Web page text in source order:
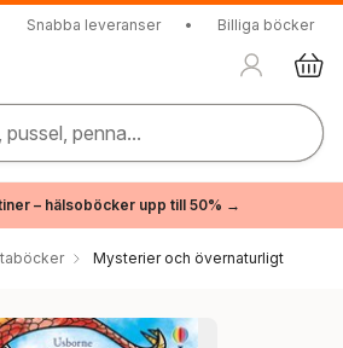
Snabba leveranser • Billiga böcker
penna...
– hälsoböcker upp till 50% →
Mysterier och övernaturligt